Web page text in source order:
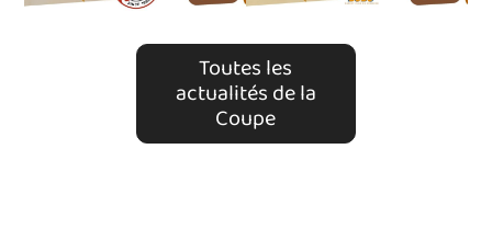
Toutes les
actualités de la
Coupe